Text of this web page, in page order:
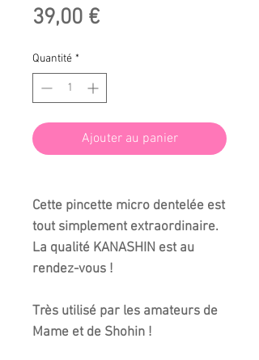
39,00 €Prix
Quantité *
Ajouter au panier
Cette pincette micro dentelée est
tout simplement extraordinaire.
La qualité KANASHIN est au
rendez-vous !
Très utilisé par les amateurs de
Mame et de Shohin !